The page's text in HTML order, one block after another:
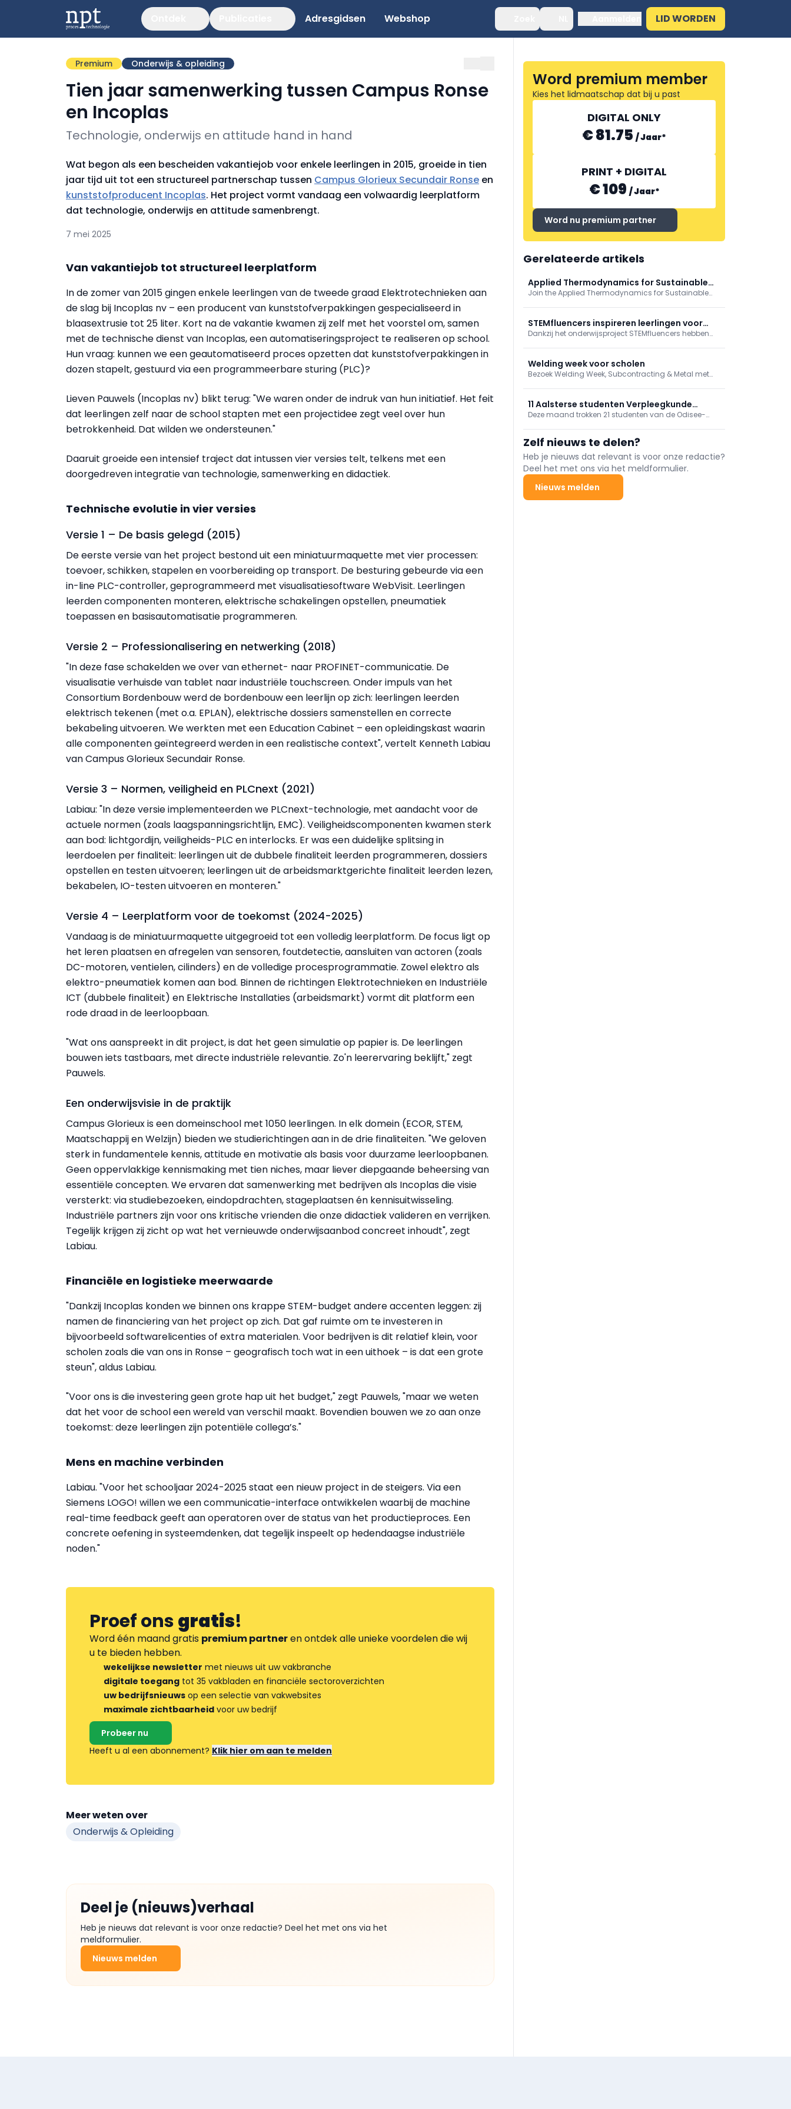
Adresgidsen Webshop LID WORDEN
Premium Onderwijs & opleiding
Tien jaar samenwerking tussen Campus Ronse
en Incoplas
Technologie, onderwijs en attitude hand in hand
Wat begon als een bescheiden vakantiejob voor enkele leerlingen in 2015, groeide in tien
jaar tijd uit tot een structureel partnerschap tussen Campus Glorieux Secundair Ronse en
kunststofproducent Incoplas. Het project vormt vandaag een volwaardig leerplatform
dat technologie, onderwijs en attitude samenbrengt.
7 mei 2025
Van vakantiejob tot structureel leerplatform
In de zomer van 2015 gingen enkele leerlingen van de tweede graad Elektrotechnieken aan
de slag bij Incoplas nv – een producent van kunststofverpakkingen gespecialiseerd in
blaasextrusie tot 25 liter. Kort na de vakantie kwamen zij zelf met het voorstel om, samen
met de technische dienst van Incoplas, een automatiseringsproject te realiseren op school.
Hun vraag: kunnen we een geautomatiseerd proces opzetten dat kunststofverpakkingen in
dozen stapelt, gestuurd via een programmeerbare sturing (PLC)?
Lieven Pauwels (Incoplas nv) blikt terug: "We waren onder de indruk van hun initiatief. Het feit
dat leerlingen zelf naar de school stapten met een projectidee zegt veel over hun
betrokkenheid. Dat wilden we ondersteunen."
Daaruit groeide een intensief traject dat intussen vier versies telt, telkens met een
doorgedreven integratie van technologie, samenwerking en didactiek.
Technische evolutie in vier versies
Versie 1 – De basis gelegd (2015)
De eerste versie van het project bestond uit een miniatuurmaquette met vier processen:
toevoer, schikken, stapelen en voorbereiding op transport. De besturing gebeurde via een
in-line PLC-controller, geprogrammeerd met visualisatiesoftware WebVisit. Leerlingen
leerden componenten monteren, elektrische schakelingen opstellen, pneumatiek
toepassen en basisautomatisatie programmeren.
Versie 2 – Professionalisering en netwerking (2018)
"In deze fase schakelden we over van ethernet- naar PROFINET-communicatie. De
visualisatie verhuisde van tablet naar industriële touchscreen. Onder impuls van het
Consortium Bordenbouw werd de bordenbouw een leerlijn op zich: leerlingen leerden
elektrisch tekenen (met o.a. EPLAN), elektrische dossiers samenstellen en correcte
bekabeling uitvoeren. We werkten met een Education Cabinet – een opleidingskast waarin
alle componenten geïntegreerd werden in een realistische context", vertelt Kenneth Labiau
van Campus Glorieux Secundair Ronse.
Versie 3 – Normen, veiligheid en PLCnext (2021)
Labiau: "In deze versie implementeerden we PLCnext-technologie, met aandacht voor de
actuele normen (zoals laagspanningsrichtlijn, EMC). Veiligheidscomponenten kwamen sterk
aan bod: lichtgordijn, veiligheids-PLC en interlocks. Er was een duidelijke splitsing in
leerdoelen per finaliteit: leerlingen uit de dubbele finaliteit leerden programmeren, dossiers
opstellen en testen uitvoeren; leerlingen uit de arbeidsmarktgerichte finaliteit leerden lezen,
bekabelen, IO-testen uitvoeren en monteren."
Versie 4 – Leerplatform voor de toekomst (2024-2025)
Vandaag is de miniatuurmaquette uitgegroeid tot een volledig leerplatform. De focus ligt op
het leren plaatsen en afregelen van sensoren, foutdetectie, aansluiten van actoren (zoals
DC-motoren, ventielen, cilinders) en de volledige procesprogrammatie. Zowel elektro als
elektro-pneumatiek komen aan bod. Binnen de richtingen Elektrotechnieken en Industriële
ICT (dubbele finaliteit) en Elektrische Installaties (arbeidsmarkt) vormt dit platform een
rode draad in de leerloopbaan.
"Wat ons aanspreekt in dit project, is dat het geen simulatie op papier is. De leerlingen
bouwen iets tastbaars, met directe industriële relevantie. Zo'n leerervaring beklijft," zegt
Pauwels.
Een onderwijsvisie in de praktijk
Campus Glorieux is een domeinschool met 1050 leerlingen. In elk domein (ECOR, STEM,
Maatschappij en Welzijn) bieden we studierichtingen aan in de drie finaliteiten. "We geloven
sterk in fundamentele kennis, attitude en motivatie als basis voor duurzame leerloopbanen.
Geen oppervlakkige kennismaking met tien niches, maar liever diepgaande beheersing van
essentiële concepten. We ervaren dat samenwerking met bedrijven als Incoplas die visie
versterkt: via studiebezoeken, eindopdrachten, stageplaatsen én kennisuitwisseling.
Industriële partners zijn voor ons kritische vrienden die onze didactiek valideren en verrijken.
Tegelijk krijgen zij zicht op wat het vernieuwde onderwijsaanbod concreet inhoudt", zegt
Labiau.
Financiële en logistieke meerwaarde
"Dankzij Incoplas konden we binnen ons krappe STEM-budget andere accenten leggen: zij
namen de financiering van het project op zich. Dat gaf ruimte om te investeren in
bijvoorbeeld softwarelicenties of extra materialen. Voor bedrijven is dit relatief klein, voor
scholen zoals die van ons in Ronse – geografisch toch wat in een uithoek – is dat een grote
steun", aldus Labiau.
"Voor ons is die investering geen grote hap uit het budget," zegt Pauwels, "maar we weten
dat het voor de school een wereld van verschil maakt. Bovendien bouwen we zo aan onze
toekomst: deze leerlingen zijn potentiële collega’s."
Mens en machine verbinden
Labiau. "Voor het schooljaar 2024-2025 staat een nieuw project in de steigers. Via een
Siemens LOGO! willen we een communicatie-interface ontwikkelen waarbij de machine
real-time feedback geeft aan operatoren over de status van het productieproces. Een
concrete oefening in systeemdenken, dat tegelijk inspeelt op hedendaagse industriële
noden."
Proef onsgratis!
Word één maand gratis premium partneren ontdek alle unieke voordelen die wij
u te bieden hebben.
wekelijkse newsletter met nieuws uit uw vakbranche
digitale toegang tot 35 vakbladen en financiële sectoroverzichten
uw bedrijfsnieuws op een selectie van vakwebsites
maximale zichtbaarheid voor uw bedrijf
Probeer nu
Heeft u al een abonnement? Klik hier om aan te melden
Meer weten over
Onderwijs & Opleiding
Deel je (nieuws)verhaal
Heb je nieuws dat relevant is voor onze redactie? Deel het met ons via het
meldformulier.
Nieuws melden
Word premium member
Kies het lidmaatschap dat bij u past
DIGITAL ONLY
€ 81.75 /Jaar*
PRINT + DIGITAL
€ 109 /Jaar*
Word nu premium partner
Gerelateerde artikels
Applied Thermodynamics for Sustainable
Chemical Engineering
Join the Applied Thermodynamics for Sustainable
mixtures. This course is tailored for EngD and PhD
students, postdocs, and industry engineers.
STEMfluencers inspireren leerlingen voor
wetenschap en techniek
Dankzij het onderwijsproject STEMfluencers hebben
Ook dit schooljaar trokken STEMfluencers opnieuw
naar middelbare scholen.
Welding week voor scholen
Bezoek Welding Week, Subcontracting & Metal met
metaaltechnologieën in actie zien en proeven van de
toekomst van techniek.
11 Aalsterse studenten Verpleegkunde
trekken naar Ghana
Deze maand trokken 21 studenten van de Odisee-
derdejaarsstudenten Verpleegkunde van campus
Aalst.
Zelf nieuws te delen?
Heb je nieuws dat relevant is voor onze redactie?
Deel het met ons via het meldformulier.
Nieuws melden